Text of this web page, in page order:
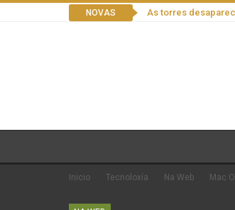
NOVAS As torres
Inicio Tecnoloxía Na Web Mac